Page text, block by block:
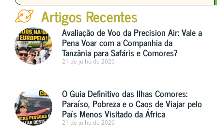
Artigos Recentes
Avaliação de Voo da Precision Air: Vale a
Pena Voar com a Companhia da
Tanzânia para Safáris e Comores?
21 de julho de 2026
O Guia Definitivo das Ilhas Comores:
Paraíso, Pobreza e o Caos de Viajar pelo
País Menos Visitado da África
21 de julho de 2026